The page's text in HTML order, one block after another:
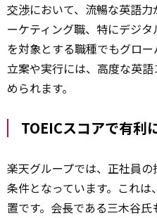
交渉において、流暢な英語
ーケティング職、特にデジ
を対象とする職種でもグロ
立案や実行には、高度な英
められます。
TOEICスコアで有利
楽天グループでは、正社員
条件となっています。これ
置です。会長である三木谷